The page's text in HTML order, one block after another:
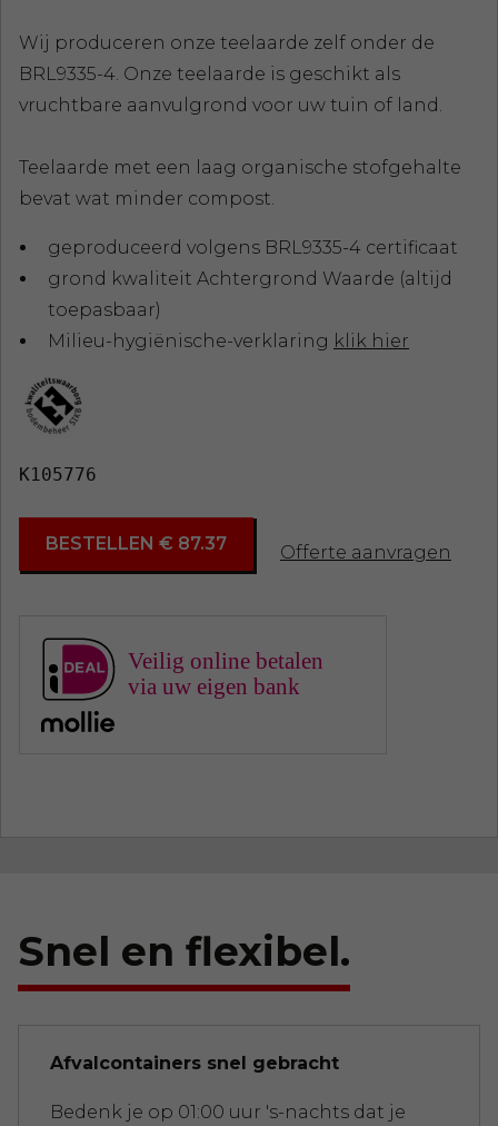
Wij produceren onze teelaarde zelf onder de
BRL9335-4. Onze teelaarde is geschikt als
vruchtbare aanvulgrond voor uw tuin of land.
Teelaarde met een laag organische stofgehalte
bevat wat minder compost.
geproduceerd volgens BRL9335-4 certificaat
grond kwaliteit Achtergrond Waarde (altijd
toepasbaar)
Milieu-hygiënische-verklaring klik hier
K105776
BESTELLEN € 87.37 Offerte aanvragen
Veilig online betalen
via uw eigen bank
Snel en flexibel.
Afvalcontainers snel gebracht
Bedenk je op 01:00 uur 's-nachts dat je